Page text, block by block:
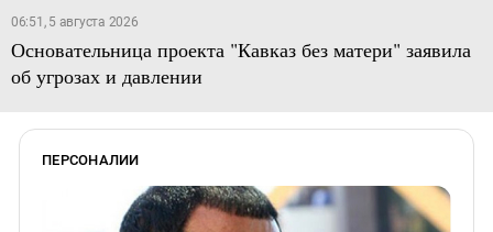
06:51, 5 августа 2026
Основательница проекта "Кавказ без матери" заявила
об угрозах и давлении
ПЕРСОНАЛИИ